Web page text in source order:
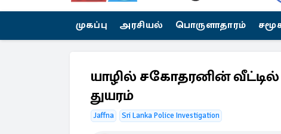
முகப்பு அரசியல் பொருளாதாரம்
யாழில் சகோதரனின்
துயரம்
Jaffna Sri Lanka Police Investigation